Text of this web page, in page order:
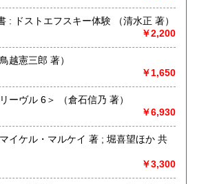
門書 〉
ヤル 0120-989-307
停止した分裂者の覚書 : ドストエフスキー体験 （清水正 著）
￥2,200
から日本人へ （鳥越憲三郎 著）
￥1,650
反写真論 ＜フォト・リーヴル 6＞ （倉石信乃 著）
￥6,930
￥3,300